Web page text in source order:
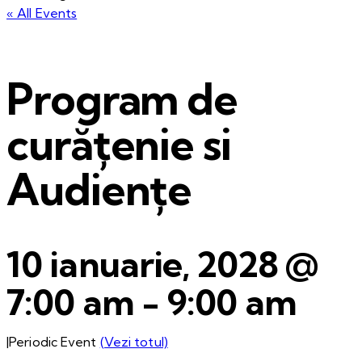
« All Events
Program de
curățenie si
Audiențe
10 ianuarie, 2028 @
7:00 am - 9:00 am
|Periodic Event (Vezi totul)